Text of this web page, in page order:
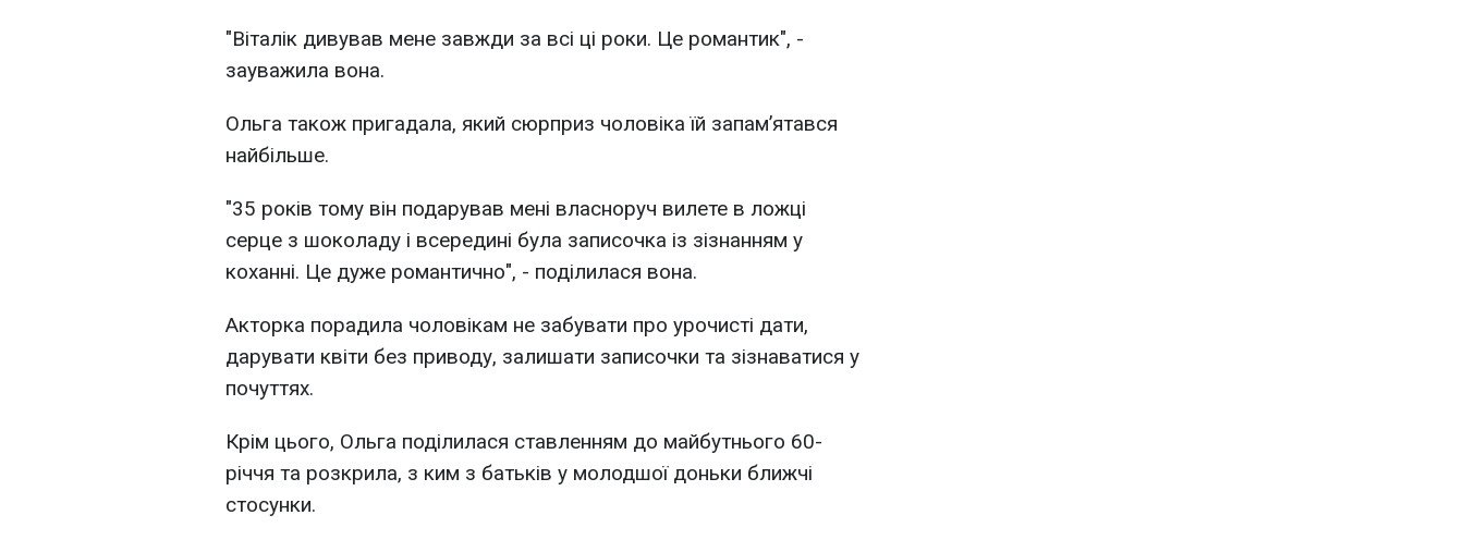
"Віталік дивував мене завжди за всі ці роки. Це романтик", -
зауважила вона.
Ольга також пригадала, який сюрприз чоловіка їй запам’ятався
найбільше.
"35 років тому він подарував мені власноруч вилете в ложці
серце з шоколаду і всередині була записочка із зізнанням у
коханні. Це дуже романтично", - поділилася вона.
Акторка порадила чоловікам не забувати про урочисті дати,
дарувати квіти без приводу, залишати записочки та зізнаватися у
почуттях.
Крім цього, Ольга поділилася ставленням до майбутнього 60-
річчя та розкрила, з ким з батьків у молодшої доньки ближчі
стосунки.